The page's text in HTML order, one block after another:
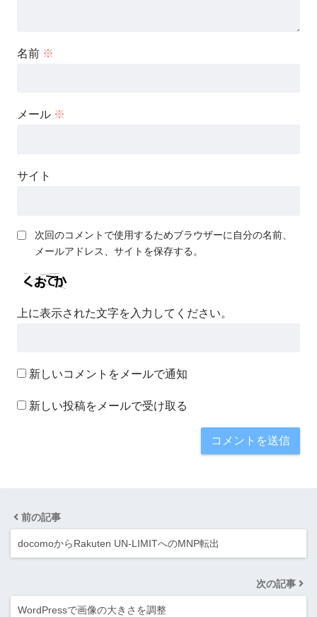
名前 ※
メール ※
サイト
次回のコメントで使用するためブラウザーに自分の名前、
メールアドレス、サイトを保存する。
上に表示された文字を入力してください。
新しいコメントをメールで通知
新しい投稿をメールで受け取る
前の記事
docomoからRakuten UN-LIMITへのMNP転出
次の記事
WordPressで画像の大きさを調整